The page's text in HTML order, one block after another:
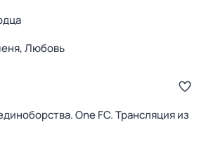
Любовь
One FC. Трансляция из